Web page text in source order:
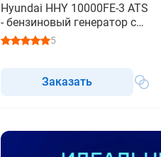
Hyundai HHY 10000FE-3 ATS
- бензиновый генератор с
АВР
5
Заказать